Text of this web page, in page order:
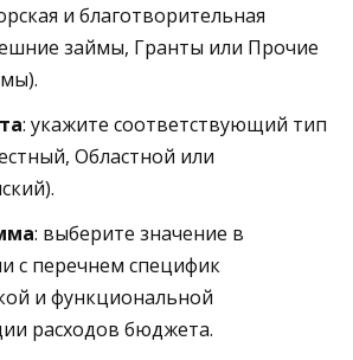
и благотворительная
займы, Гранты или Прочие
: укажите соответствующий тип
Областной или
: выберите значение в
с перечнем специфик
и функциональной
расходов бюджета.